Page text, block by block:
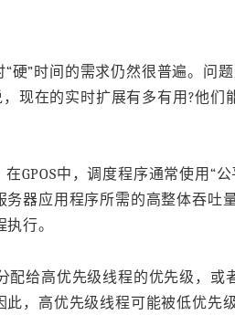
硬”时间的需求仍然很普遍。问
，现在的实时扩展有多有用?他
GPOS中，调度程序通常使用“公
务器应用程序所需的高整体吞吐
行。
配给高优先级线程的优先级，
，高优先级线程可能被低优先